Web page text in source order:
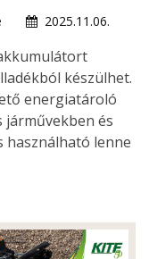
2025.11.06.
készülhet.
energiatároló
járművekben és
használható lenne